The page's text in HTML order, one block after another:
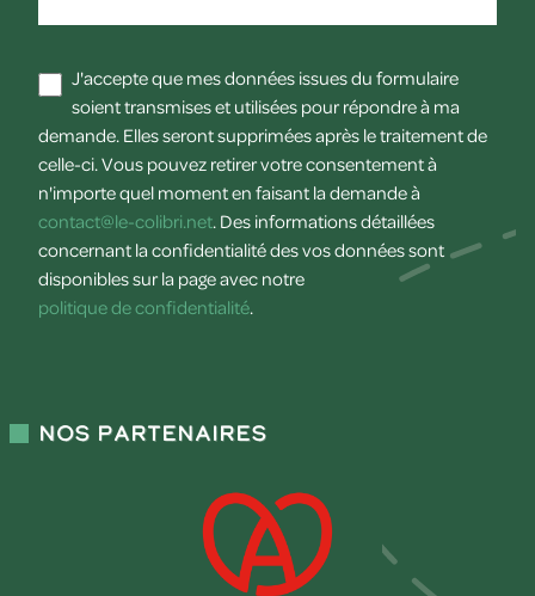
J'accepte que mes données issues du formulaire
soient transmises et utilisées pour répondre à ma
demande. Elles seront supprimées après le traitement de
celle-ci. Vous pouvez retirer votre consentement à
n'importe quel moment en faisant la demande à
contact@le-colibri.net. Des informations détaillées
concernant la confidentialité des vos données sont
disponibles sur la page avec notre
politique de confidentialité.
Nos partenaires